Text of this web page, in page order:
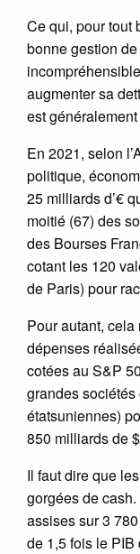
Ce qui, pour tout
bonne gestion
augmenter sa
est
En 2021, selon
politique,
25 milliards d’€
moitié (67) des
des Bourses
cotant les 120
de Paris) pour
Pour autant,
dépenses
cotées au S&P
grandes
étatsuniennes)
850 milliards de
Il faut dire que
gorgées de
assises sur 3
de 1,5 fois le PIB